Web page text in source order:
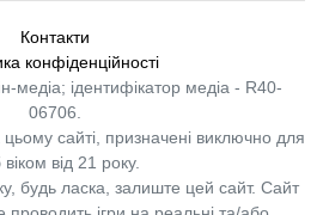
Контакти
конфіденційності
медіа; ідентифікатор медіа - R40-
06706.
сайті, призначені виключно для
віком від 21 року.
будь ласка, залиште цей сайт. Сайт